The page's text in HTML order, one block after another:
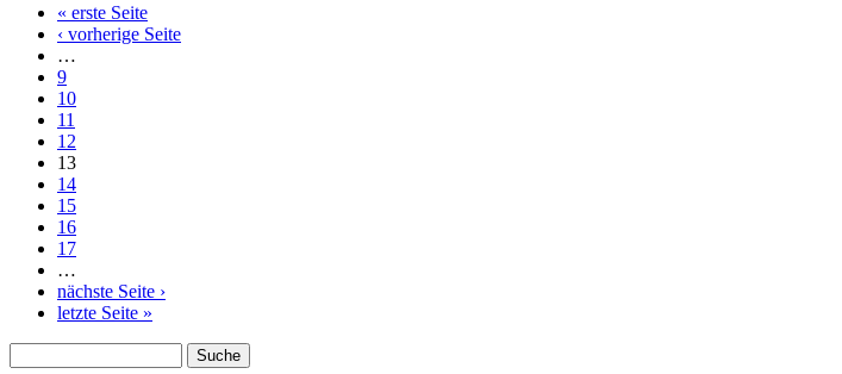
Seiten« erste Seite
‹ vorherige Seite
…
9
10
11
12
13
14
15
16
17
…
nächste Seite ›
letzte Seite »